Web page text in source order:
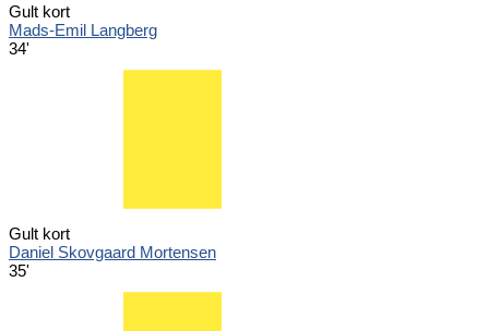
Gult kort
Mads-Emil Langberg
34'
Gult kort
Daniel Skovgaard Mortensen
35'